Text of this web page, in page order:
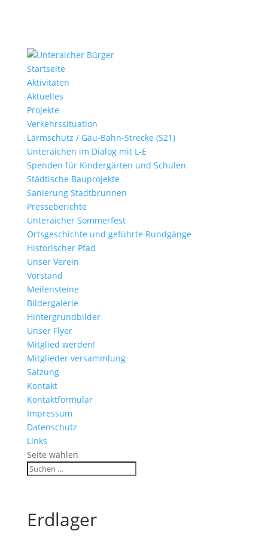
Startseite
Aktivitäten
Aktuelles
Projekte
Verkehrssituation
Lärmschutz / Gäu-Bahn-Strecke (S21)
Unteraichen im Dialog mit L-E
Spenden für Kindergärten und Schulen
Städtische Bauprojekte
Sanierung Stadtbrunnen
Presseberichte
Unteraicher Sommerfest
Ortsgeschichte und geführte Rundgänge
Historischer Pfad
Unser Verein
Vorstand
Meilensteine
Bildergalerie
Hintergrundbilder
Unser Flyer
Mitglied werden!
Mitglieder versammlung
Satzung
Kontakt
Kontaktformular
Impressum
Datenschutz
Links
Seite wählen
Erdlager